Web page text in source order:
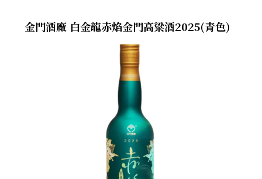
金門酒廠 白金龍赤焰金門高粱酒2025(青色)